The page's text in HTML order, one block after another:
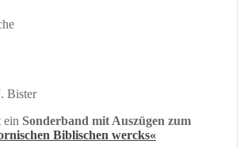
Bister
ein Sonderband mit Auszügen zum
Biblischen wercks«